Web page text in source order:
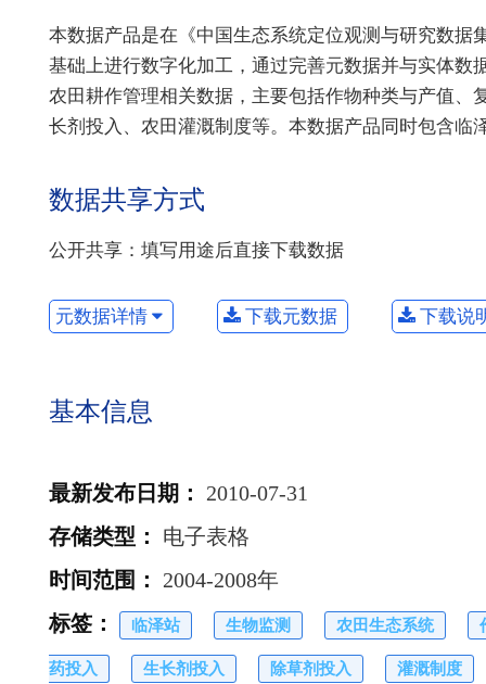
本数据产品是在《中国生态系统定位观测与研究数据
基础上进行数字化加工，通过完善元数据并与实体数
农田耕作管理相关数据，主要包括作物种类与产值
长剂投入、农田灌溉制度等。本数据产品同时包含临
数据共享方式
公开共享：填写用途后直接下载数据
元数据详情 下载元数据 下载说
基本信息
最新发布日期 ：
2010-07-31
存储类型 ：
电子表格
时间范围 ：
2004-2008年
标签 ： 临泽站 生物监测 农田生态系统
药投入 生长剂投入 除草剂投入 灌溉制度